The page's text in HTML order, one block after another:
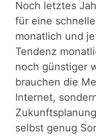
Noch letztes
für eine
monatlich und
Tendenz
noch günstiger
brauchen die
Internet,
selbst genug